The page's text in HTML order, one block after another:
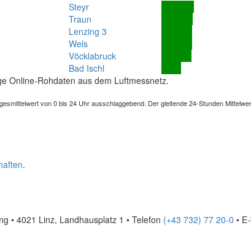
Steyr
Traun
Lenzing 3
Wels
Vöcklabruck
Bad Ischl
Online-Rohdaten aus dem Luftmessnetz.
von 0 bis 24 Uhr ausschlaggebend. Der gleitende 24-Stunden
.
• 4021 Linz, Landhausplatz 1 • Telefon (+43 732) 77 20-0 •